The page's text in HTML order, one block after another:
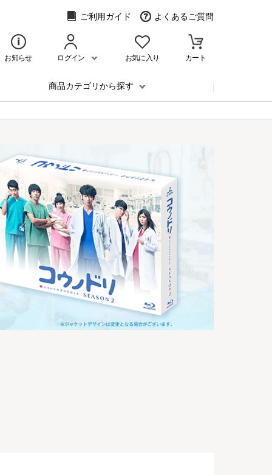
ご利用ガイド よくあるご質問
お知らせ ログイン お気に入り カート
商品カテゴリから探す